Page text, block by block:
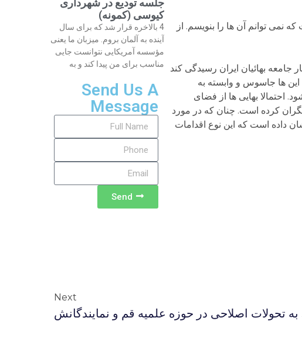
نمی توانم آن ها را بنویسم. از
بهائیان ایران رسیدگی کند
این ها جاسوس و وابسته به
احتمالا بهایی ها از فضای
نگران کرده است. چنان که در مورد
داده است که این نوع اقدامات
جلسه تودیع در شهرداری
کیوسی (کمونه)
4 بالاخره قرار شد که برای سال
آینده به آلمان بروم. میزبان ما یعنی
مؤسسه آمریکایی نتوانست جایی
مناسب برای من پیدا کند و به
Send Us A
Message
Send
Next
به تحولات اصلاحی در حوزه علمیه قم و نمایندگانش